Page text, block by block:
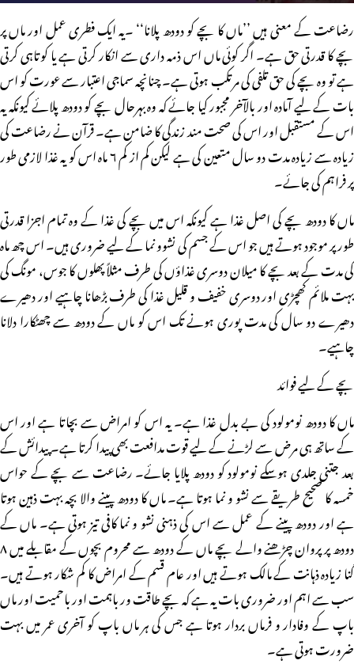
رضاعت کے معنی ہیں ’’ماں کا بچے کو دودھ پلانا‘‘ ۔یہ ایک فطری عمل اور ماں پر
بچے کا قدرتی حق ہے۔ اگر کوئی ماں اس ذمہ داری سے انکار کرتی ہے یا کوتاہی کرتی
ہے تو وہ بچے کی حق تلفی کی مرتکب ہوتی ہے۔ چنانچہ سماجی اعتبار سے عورت کو اس
بات کے لیے آمادہ اور بالآخر مجبور کیا جائے کہ وہ بہرحال بچے کو دودھ پلائے کیونکہ یہ
اس کے مستقبل اور اس کی صحت مند زندگی کا ضامن ہے۔ قرآن نے رضاعت کی
زیادہ سے زیادہ مدت دو سال متعین کی ہے لیکن کم از کم ۶ ماہ اس کو یہ غذا لازمی طور
پر فراہم کی جائے۔
ماں کا دودھ بچے کی اصل غذا ہے کیونکہ اس میں بچے کی غذا کے وہ تمام اجزا قدرتی
طور پر موجود ہوتے ہیں جو اس کے جسم کی نشوو نما کے لیے ضروری ہیں۔ اس چھ ماہ
کی مدت کے بعد بچے کا میلان دوسری غذاؤں کی طرف مثلاً پھلوں کا جوس، مونگ کی
بہت ملائم کھچڑی اور دوسری خفیف و قلیل غذا کی طرف بڑھانا چاہیے اور دھیرے
دھیرے دو سال کی مدت پوری ہونے تک اس کو ماں کے دودھ سے چھٹکارا دلانا
چاہیے۔
بچے کے لیے فوائد
ماں کا دودھ نومولود کی بے بدل غذا ہے۔ یہ اس کو امراض سے بچاتا ہے اور اس
کے ساتھ ہی مرض سے لڑنے کے لیے قوت مدافعت بھی پیدا کرتا ہے۔ پیدائش کے
بعد جتنی جلدی ہوسکے نومولود کو دودھ پلایا جائے۔ رضاعت سے بچے کے حواس
خمسہ کا صحیح طریقے سے نشو و نما ہوتا ہے۔ ماں کا دودھ پینے والا بچہ بہت ذہین ہوتا
ہے اور دودھ پینے کے عمل سے اس کی ذہنی نشو و نما کافی تیز ہوتی ہے۔ ماں کے
دودھ پر پروان چڑھنے والے بچے ماں کے دودھ سے محروم بچوں کے مقابلے میں ۸
گنا زیادہ ذہانت کے مالک ہوتے ہیں اور عام قسم کے امراض کا کم شکار ہوتے ہیں۔
سب سے اہم اور ضروری بات یہ ہے کہ بچے طاقت ور باہمت اور باحمیت اور ماں
باپ کے وفادار و فرماں بردار ہوتا ہے جس کی ہر ماں باپ کو آخری عمر میں بہت
ضرورت ہوتی ہے۔